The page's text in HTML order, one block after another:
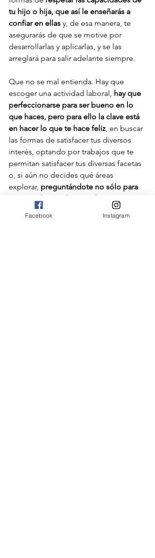
tu hijo o hija, que así le enseñarás a
confiar en ellas y, de esa manera, te
asegurarás de que se motive por
desarrollarlas y aplicarlas, y se las
arreglará para salir adelante siempre.
Que no se mal entienda. Hay que
escoger una actividad laboral, hay que
perfeccionarse para ser bueno en lo
que haces, pero para ello la clave está
en hacer lo que te hace feliz, en buscar
las formas de satisfacer tus diversos
interés, optando por trabajos que te
permitan satisfacer tus diversas facetas
o, si aún no decides qué áreas
explorar, preguntándote no sólo para
qué eres bueno (porque las respuestas
pueden ser muchas y muy distintas),
sino con qué te imaginas vibrando y
Facebook Instagram